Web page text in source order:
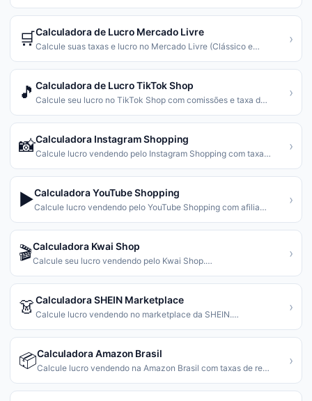
🛒Calculadora de Lucro Mercado Livre
Calcule suas taxas e lucro no Mercado Livre (Clássico e…
›
🎵 Calculadora de Lucro TikTok Shop
Calcule seu lucro no TikTok Shop com comissões e taxa d…
›
📸Calculadora Instagram Shopping
Calcule lucro vendendo pelo Instagram Shopping com taxa…
›
▶️Calculadora YouTube Shopping
Calcule lucro vendendo pelo YouTube Shopping com afilia…
›
🎬Calculadora Kwai Shop
Calcule seu lucro vendendo pelo Kwai Shop.…
›
👗Calculadora SHEIN Marketplace
Calcule lucro vendendo no marketplace da SHEIN.…
›
📦Calculadora Amazon Brasil
Calcule lucro vendendo na Amazon Brasil com taxas de re…
›